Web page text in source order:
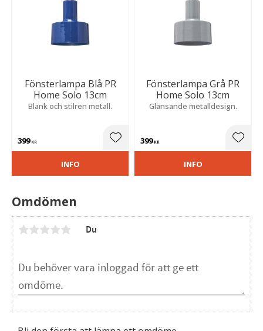
Omdömen
Du
Fönsterlampa Blå PR
Home Solo 13cm
Blank och stilren metall.
399KR Lägg till i favoriter
INFO
Fönsterlampa Grå PR
Home Solo 13cm
Glänsande metalldesign.
399KR
INFO